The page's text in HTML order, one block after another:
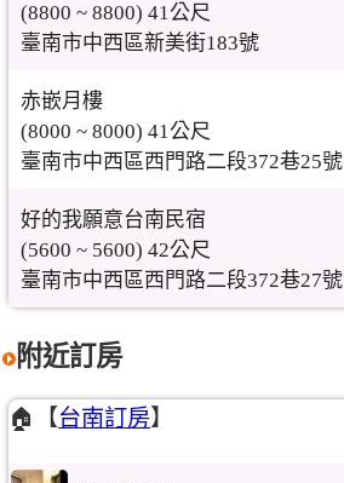
(8800 ~ 8800) 41公尺
臺南市中西區新美街183號
赤嵌月樓
(8000 ~ 8000) 41公尺
臺南市中西區西門路二段372巷25號
好的我願意台南民宿
(5600 ~ 5600) 42公尺
臺南市中西區西門路二段372巷27號
附近訂房
🏠【台南訂房】